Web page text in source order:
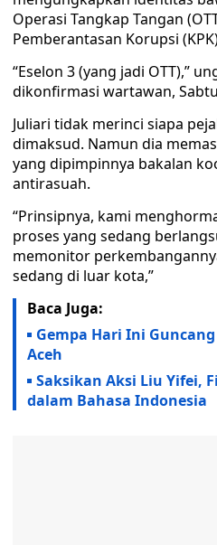
Operasi Tangkap Tangan
Pemberantasan Korupsi
“Eselon 3 (yang jadi OTT),”
dikonfirmasi wartawan,
Juliari tidak merinci siapa
dimaksud. Namun dia
yang dipimpinnya bakalan
antirasuah.
“Prinsipnya, kami
proses yang sedang
memonitor
sedang di luar kota,”
Baca Juga:
Gempa Hari Ini
Aceh
Saksikan Aksi Liu Yifei,
dalam Bahasa Indonesia